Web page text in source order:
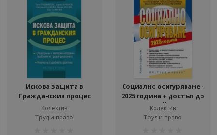
Искова защита в
Гражданския процес
Колектив
Труд и право
Социално осигуряване -
2025 година + достъп до
сайт
Колектив
Труд и право